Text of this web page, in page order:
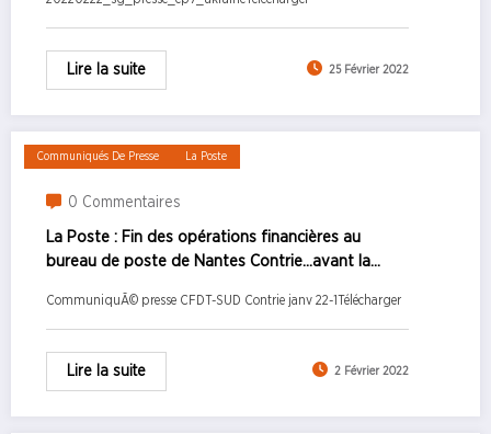
Lire la suite 25 Février 2022
Communiqués De Presse La Poste
0 Commentaires
La Poste : Fin des opérations financières au
bureau de poste de Nantes Contrie…avant la
CommuniquÃ© presse CFDT-SUD Contrie janv 22-1Télécharger
Lire la suite 2 Février 2022